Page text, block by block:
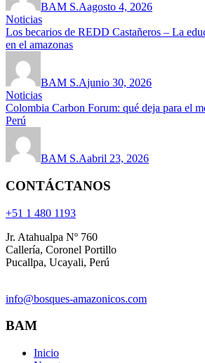
BAM S.Aagosto 4, 2026
Noticias
Los becarios de REDD Castañeros – La
en el amazonas
BAM S.Ajunio 30, 2026
Noticias
Colombia Carbon Forum: qué deja para el
Perú
BAM S.Aabril 23, 2026
CONTÁCTANOS
+51 1 480 1193
Jr. Atahualpa Nº 760
Callería, Coronel Portillo
Pucallpa, Ucayali, Perú
info@bosques-amazonicos.com
BAM
Inicio